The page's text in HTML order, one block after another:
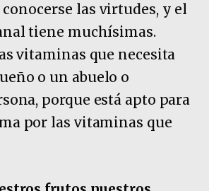
las virtudes, y el
tiene muchísimas.
vitaminas que necesita
o un abuelo o
porque está apto para
por las vitaminas que